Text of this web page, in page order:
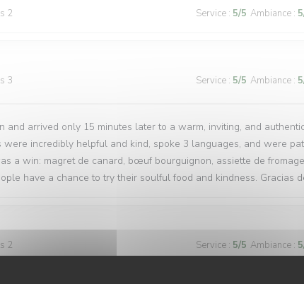
2 Service : 5/5 Ambiance : 5
3 Service : 5/5 Ambiance : 5
and arrived only 15 minutes later to a warm, inviting, and
incredibly helpful and kind, spoke 3 languages, and were
a win: magret de canard, bœuf bourguignon, assiette de
have a chance to try their soulful food and kindness. Gracias
2 Service : 5/5 Ambiance : 5